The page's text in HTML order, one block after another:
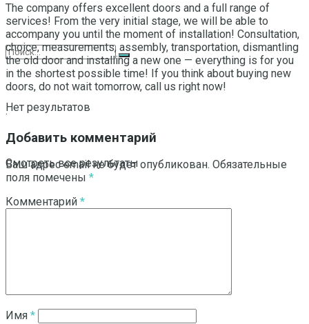
Нет результатов
Смотреть все результаты
The company offers excellent doors and a full range of
services! From the very initial stage, we will be able to
accompany you until the moment of installation! Consultation,
choice, measurements, assembly, transportation, dismantling
the old door and installing a new one — everything is for you
in the shortest possible time! If you think about buying new
doors, do not wait tomorrow, call us right now!
.
Добавить комментарий
Ваш адрес email не будет опубликован. Обязательные
поля помечены *
Комментарий *
Имя *